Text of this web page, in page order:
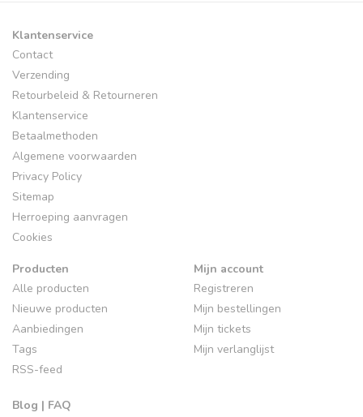
Klantenservice
Contact
Verzending
Retourbeleid & Retourneren
Klantenservice
Betaalmethoden
Algemene voorwaarden
Privacy Policy
Sitemap
Herroeping aanvragen
Cookies
Producten
Alle producten
Nieuwe producten
Aanbiedingen
Tags
RSS-feed
Blog | FAQ
Mijn account
Registreren
Mijn bestellingen
Mijn tickets
Mijn verlanglijst